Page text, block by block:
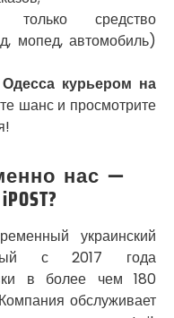
только средство
мопед, автомобиль)
курьером на
шанс и просмотрите
нас —
украинский
с 2017 года
в более чем 180
обслуживает